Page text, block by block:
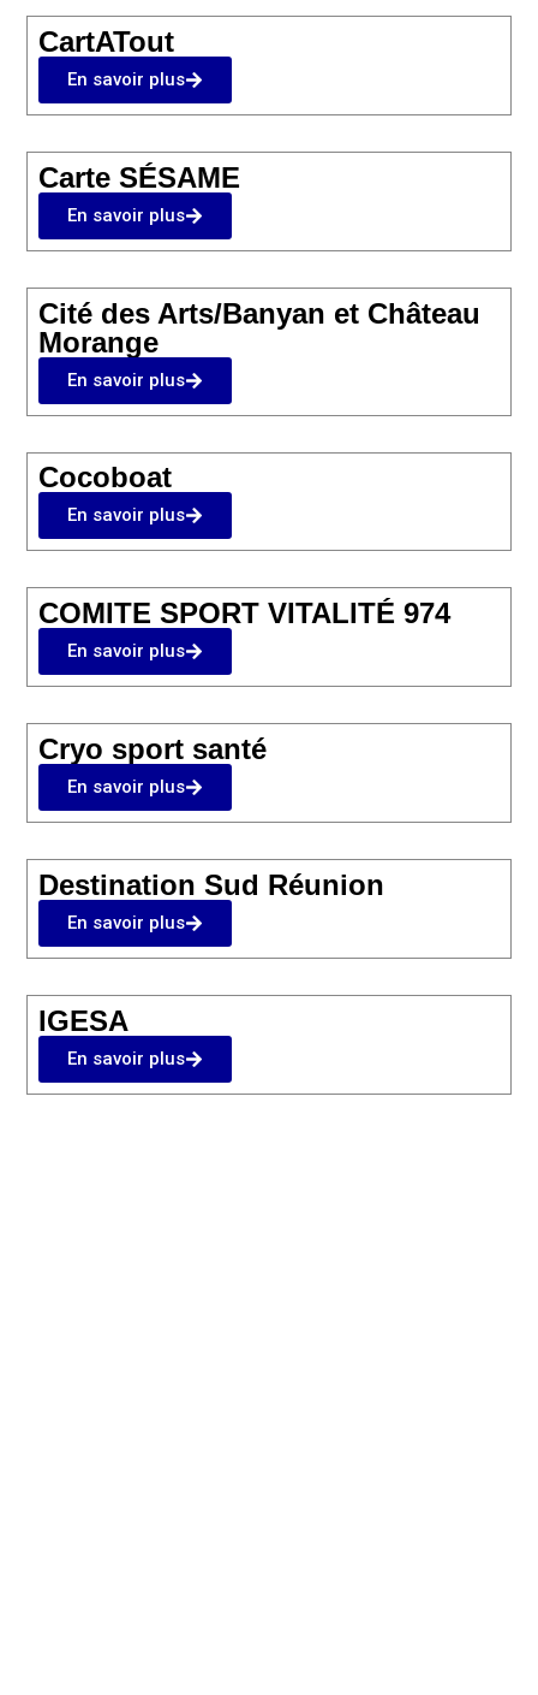
CartATout
En savoir plus
Carte SÉSAME
En savoir plus
Cité des Arts/Banyan et Château
Morange
En savoir plus
Cocoboat
En savoir plus
COMITE SPORT VITALITÉ 974
En savoir plus
Cryo sport santé
En savoir plus
Destination Sud Réunion
En savoir plus
IGESA
En savoir plus